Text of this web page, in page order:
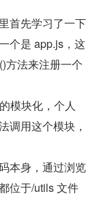
首先学习了一下
个是 app.js，这
方法来注册一个
模块化，个人
调用这个模块，
本身，通过浏览
位于/utils 文件